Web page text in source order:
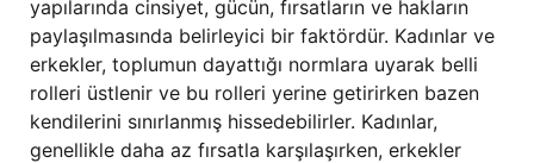
yapılarında cinsiyet, gücün, fırsatların ve hakların
paylaşılmasında belirleyici bir faktördür. Kadınlar ve
erkekler, toplumun dayattığı normlara uyarak belli
rolleri üstlenir ve bu rolleri yerine getirirken bazen
kendilerini sınırlanmış hissedebilirler. Kadınlar,
genellikle daha az fırsatla karşılaşırken, erkekler